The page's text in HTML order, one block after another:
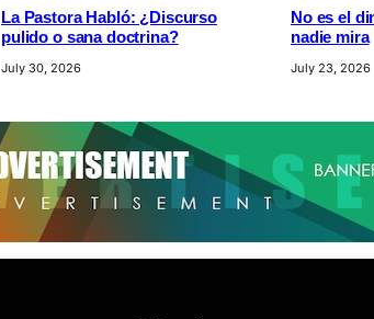
La Pastora Habló: ¿Discurso
pulido o sana doctrina?
July 30, 2026
No es el
nadie mira
July 23, 2026